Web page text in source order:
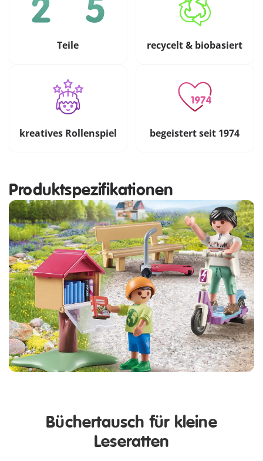
Teile recycelt & biobasiert
kreatives Rollenspiel begeistert seit 1974
Produktspezifikationen
Büchertausch für kleine
Leseratten